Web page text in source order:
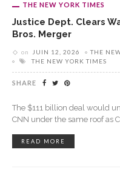
THE NEW YORK TIMES
Justice Dept. Clears
Bros. Merger
on JUIN 12, 2026
THE
THE NEW YORK TIMES
SHARE
The $111 billion deal would
CNN under the same roof as
READ MORE